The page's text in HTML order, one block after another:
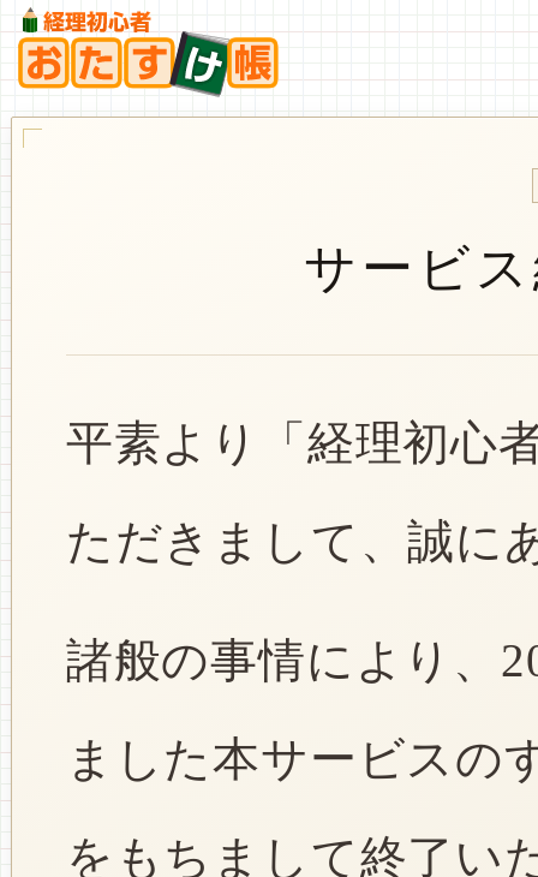
サービ
平素より「経理初心
ただきまして、誠に
諸般の事情により、
ました本サービスの
をもちまして終了い